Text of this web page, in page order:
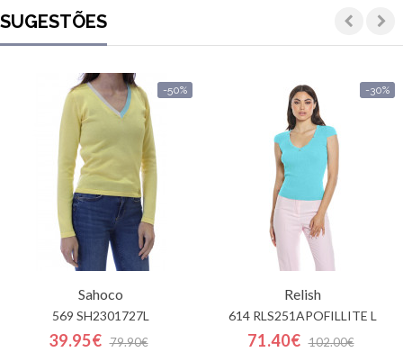
SUGESTÕES
-50%
Sahoco
569 SH2301727L
39.95€ 79.90€
-30%
Relish
614 RLS251APOFILLITE L
71.40€ 102.00€